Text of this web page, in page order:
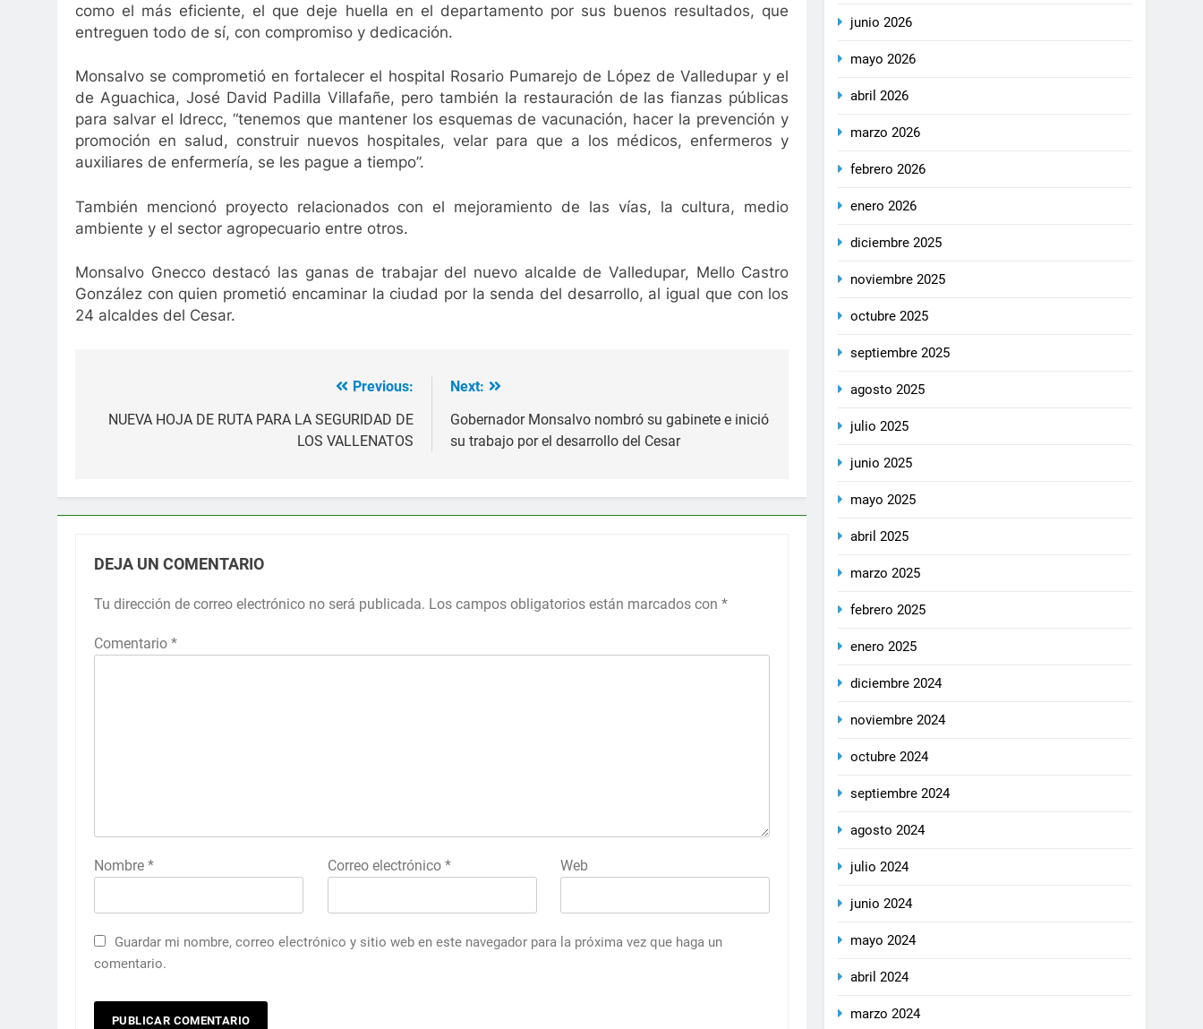
como el más eficiente, el que deje huella en el departamento por sus buenos resultados, que
entreguen todo de sí, con compromiso y dedicación.
Monsalvo se comprometió en fortalecer el hospital Rosario Pumarejo de López de Valledupar y el
de Aguachica, José David Padilla Villafañe, pero también la restauración de las fianzas públicas
para salvar el Idrecc, “tenemos que mantener los esquemas de vacunación, hacer la prevención y
promoción en salud, construir nuevos hospitales, velar para que a los médicos, enfermeros y
auxiliares de enfermería, se les pague a tiempo”.
También mencionó proyecto relacionados con el mejoramiento de las vías, la cultura, medio
ambiente y el sector agropecuario entre otros.
Monsalvo Gnecco destacó las ganas de trabajar del nuevo alcalde de Valledupar, Mello Castro
González con quien prometió encaminar la ciudad por la senda del desarrollo, al igual que con los
24 alcaldes del Cesar.
de
Previous:
NUEVA HOJA DE RUTA PARA LA SEGURIDAD DE
LOS VALLENATOS
Next:
Gobernador Monsalvo nombró su gabinete e inició
su trabajo por el desarrollo del Cesar
DEJA UN COMENTARIO
Tu dirección de correo electrónico no será publicada. Los campos obligatorios están marcados con *
Comentario *
Nombre * Correo electrónico * Web
Guardar mi nombre, correo electrónico y sitio web en este navegador para la próxima vez que haga un
comentario.
junio 2026
mayo 2026
abril 2026
marzo 2026
febrero 2026
enero 2026
diciembre 2025
noviembre 2025
octubre 2025
septiembre 2025
agosto 2025
julio 2025
junio 2025
mayo 2025
abril 2025
marzo 2025
febrero 2025
enero 2025
diciembre 2024
noviembre 2024
octubre 2024
septiembre 2024
agosto 2024
julio 2024
junio 2024
mayo 2024
abril 2024
marzo 2024